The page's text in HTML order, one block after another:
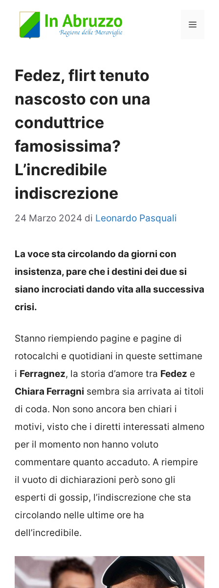
Menu
Fedez, flirt tenuto
nascosto con una
conduttrice
famosissima?
L’incredibile
indiscrezione
24 Marzo 2024 di Leonardo Pasquali
La voce sta circolando da giorni con
insistenza, pare che i destini dei due si
siano incrociati dando vita alla successiva
crisi.
Stanno riempiendo pagine e pagine di
rotocalchi e quotidiani in queste settimane
i Ferragnez, la storia d’amore tra Fedez e
Chiara Ferragni sembra sia arrivata ai titoli
di coda. Non sono ancora ben chiari i
motivi, visto che i diretti interessati almeno
per il momento non hanno voluto
commentare quanto accaduto. A riempire
il vuoto di dichiarazioni però sono gli
esperti di gossip, l’indiscrezione che sta
circolando nelle ultime ore ha
dell’incredibile.